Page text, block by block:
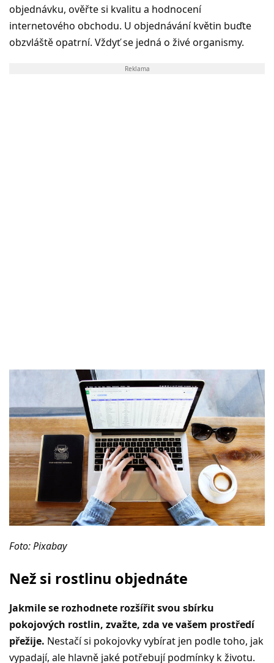
objednávku, ověřte si kvalitu a hodnocení
internetového obchodu. U objednávání květin buďte
obzvláště opatrní. Vždyť se jedná o živé organismy.
Reklama
Foto: Pixabay
Než si rostlinu objednáte
Jakmile se rozhodnete rozšířit svou sbírku
pokojových rostlin, zvažte, zda ve vašem prostředí
přežije. Nestačí si pokojovky vybírat jen podle toho, jak
vypadají, ale hlavně jaké potřebují podmínky k životu.